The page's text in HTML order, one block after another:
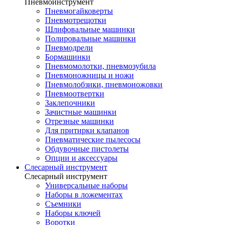
Пневмоинструмент
Пневмогайковерты
Пневмотрещотки
Шлифовальные машинки
Полировальные машинки
Пневмодрели
Бормашинки
Пневмомолотки, пневмозубила
Пневмоножницы и ножи
Пневмолобзики, пневмоножовки
Пневмоотвертки
Заклепочники
Зачистные машинки
Отрезные машинки
Для притирки клапанов
Пневматические пылесосы
Обдувочные пистолеты
Опции и аксессуары
Слесарный инструмент
Слесарный инструмент
Универсальные наборы
Наборы в ложементах
Съемники
Наборы ключей
Воротки